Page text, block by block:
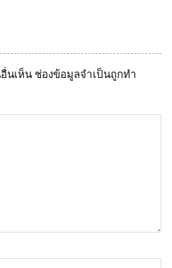
นเห็น ช่องข้อมูลจำเป็นถูกทำ